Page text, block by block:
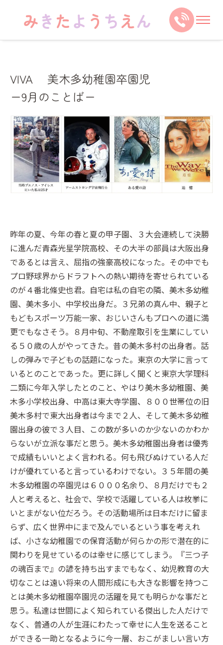
VIVA 美木多幼稚園卒園児
ー9月のことばー
昨年の夏、今年の春と夏の甲子園、３大会連続して決勝
に進んだ青森光星学院高校、その大半の部員は大阪出身
であるとは言え、屈指の強豪高校になった。その中でも
プロ野球界からドラフトへの熱い期待を寄せられている
のが４番北條史也君。自宅は私の自宅の隣、美木多幼稚
園、美木多小、中学校出身だ。３兄弟の真ん中、親子と
もどもスポーツ万能一家、おじいさんもプロへの道に満
更でもなさそう。８月中旬、不動産取引を生業にしてい
る５０歳の人がやってきた。昔の美木多村の出身者。話
しの弾みで子どもの話題になった。東京の大学に言って
いるとのことであった。更に詳しく聞くと東京大学理科
二類に今年入学したとのこと、やはり美木多幼稚園、美
木多小学校出身、中高は東大寺学園、８００世帯位の旧
美木多村で東大出身者は今まで２人、そして美木多幼稚
園出身の彼で３人目、この数が多いのか少ないのかわか
らないが立派な事だと思う。美木多幼稚園出身者は優秀
で成績もいいとよく言われる。何も飛びぬけている人だ
けが優れていると言っているわけでない。３５年間の美
木多幼稚園の卒園児は６０００名余り、８月だけでも２
人と考えると、社会で、学校で活躍している人は枚挙に
いとまがない位だろう。その活動場所は日本だけに留ま
らず、広く世界中にまで及んでいるという事を考えれ
ば、小さな幼稚園での保育活動が何らかの形で潜在的に
関わりを見せているのは幸せに感じてしまう。『三つ子
の魂百まで』の諺を持ち出すまでもなく、幼児教育の大
切なことは遠い将来の人間形成にも大きな影響を持つこ
とは美木多幼稚園卒園児の活躍を見ても明らかな事だと
思う。私達は世間によく知られている傑出した人だけで
なく、普通の人が生涯にわたって幸せに人生を送ること
ができる一助となるように今一層、おこがましい言い方